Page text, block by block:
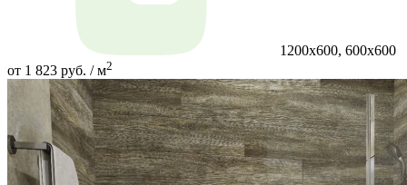
1200х600, 600х600
от 1 823 руб. / м2